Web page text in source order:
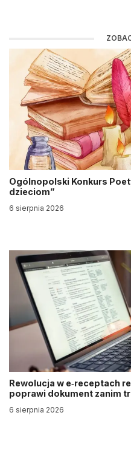
Ogólnopolski Konkurs
dzieciom”
6 sierpnia 2026
Rewolucja w e‑receptach
poprawi dokument zanim
6 sierpnia 2026